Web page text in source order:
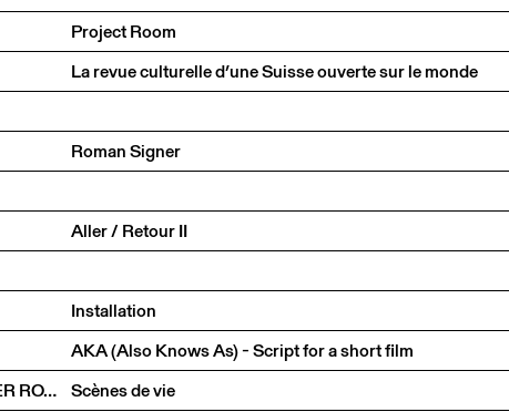
Project Room
La revue culturelle d’une Suisse ouverte sur le monde
Roman Signer
Aller / Retour II
Installation
AKA (Also Knows As) - Script for a short film
STEFAN ALTENBURGER, OLIVIER MICHAELS, DIETER ROTH, CUI XIUWEN Scènes de vie